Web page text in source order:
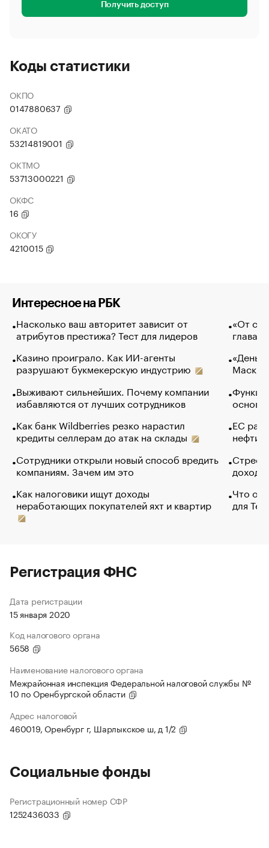
Получить доступ
Коды статистики
ОКПО
0147880637
ОКАТО
53214819001
ОКТМО
53713000221
ОКФС
16
ОКОГУ
4210015
Интересное на РБК
Насколько ваш авторитет зависит от
атрибутов престижа? Тест для лидеров
Казино проиграло. Как ИИ-агенты
разрушают букмекерскую индустрию
Выживают сильнейших. Почему компании
избавляются от лучших сотрудников
Как банк Wildberries резко нарастил
кредиты селлерам до атак на склады
Сотрудники открыли новый способ вредить
компаниям. Зачем им это
Как налоговики ищут доходы
неработающих покупателей яхт и квартир
«От
глава
Маск в
основ
ЕС
нефти
Что
для
Регистрация ФНС
Дата регистрации
15 января 2020
Код налогового органа
5658
Наименование налогового органа
Межрайонная инспекция Федеральной налоговой службы №
10 по Оренбургской области
Адрес налоговой
460019, Оренбург г, Шарлыкское ш, д 1/2
Социальные фонды
Регистрационный номер СФР
1252436033